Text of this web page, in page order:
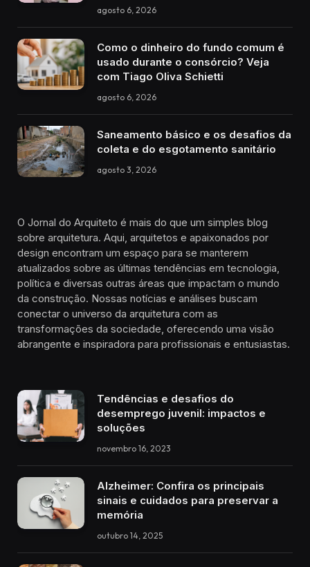
agosto 6, 2026
Como o dinheiro do fundo comum é
usado durante o consórcio? Veja
com Tiago Oliva Schietti
agosto 6, 2026
Saneamento básico e os desafios da
coleta e do esgotamento sanitário
agosto 3, 2026
O Jornal do Arquiteto é mais do que um simples blog
sobre arquitetura. Aqui, arquitetos e apaixonados por
design encontram um espaço para se manterem
atualizados sobre as últimas tendências em tecnologia,
política e diversas outras áreas que impactam o mundo
da construção. Nossas notícias e análises buscam
conectar o universo da arquitetura com as
transformações da sociedade, oferecendo uma visão
abrangente e inspiradora para profissionais e entusiastas.
Tendências e desafios do
desemprego juvenil: impactos e
soluções
novembro 16, 2023
Alzheimer: Confira os principais
sinais e cuidados para preservar a
memória
outubro 14, 2025